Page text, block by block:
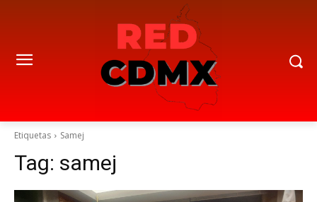
Etiquetas Samej
Tag: samej